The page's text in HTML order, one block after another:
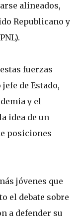
alineados,
Republicano y
fuerzas
de Estado,
y el
idea de un
posiciones
jóvenes que
el debate sobre
a defender su